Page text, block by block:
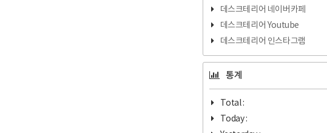
데스크테리어 네이버카페
데스크테리어 Youtube
데스크테리어 인스타그램
통계
Total :
Today :